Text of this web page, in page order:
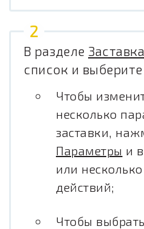
В разделе Заставка
список и выберите
Чтобы
несколько
заставки,
Параметры и
или
действий;
Чтобы